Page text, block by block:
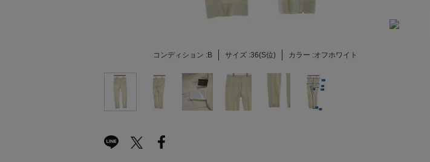
コンディション :B サイズ :36(S位) カラー :オフホワイト